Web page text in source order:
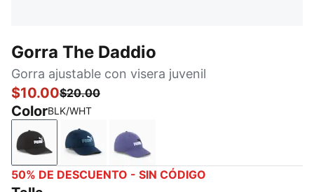
Gorra The Daddio
Gorra ajustable con visera juvenil
$10.00$20.00
ColorBLK/WHT
BLK/WHT NAVY/LT BLUEWHITE/BLUE
50% DE DESCUENTO - SIN CÓDIGO